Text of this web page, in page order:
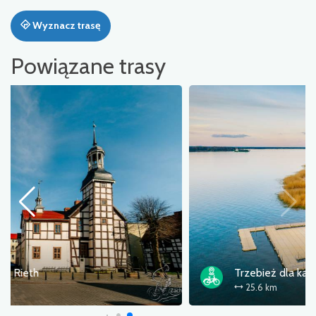
Wyznacz trasę
Powiązane trasy
Trzebież dla każdego
25.6 km